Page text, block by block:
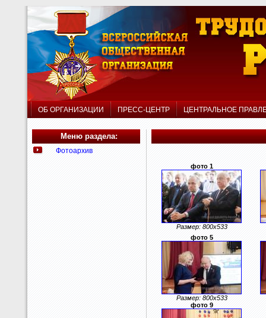
ОБ ОРГАНИЗАЦИИ ПРЕСС-ЦЕНТР ЦЕНТРАЛЬНОЕ
Меню раздела:
Фотоархив
фото 1
Размер: 800x533
фото 5
Размер: 800x533
фото 9